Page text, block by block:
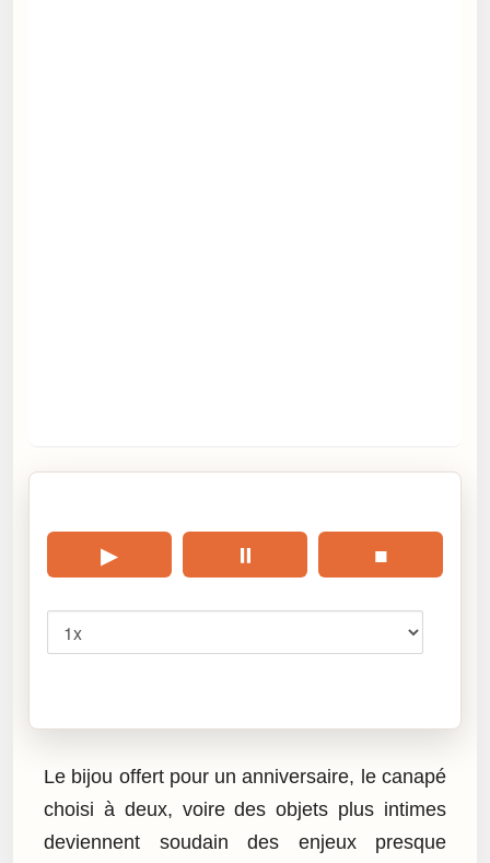
▶ ⏸ ■
Le bijou offert pour un anniversaire, le canapé
choisi à deux, voire des objets plus intimes
deviennent soudain des enjeux presque